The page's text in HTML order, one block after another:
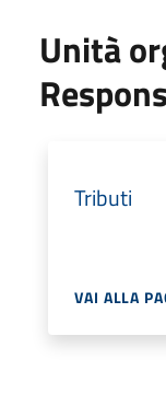
Unità
Tributi
VAI ALLA